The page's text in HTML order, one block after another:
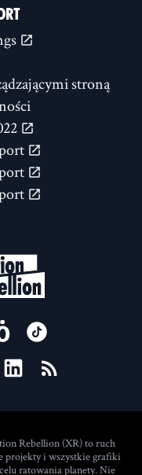
stroną
Rebellion (XR) to ruch
projekty i wszystkie grafiki
ratowania planety. Nie